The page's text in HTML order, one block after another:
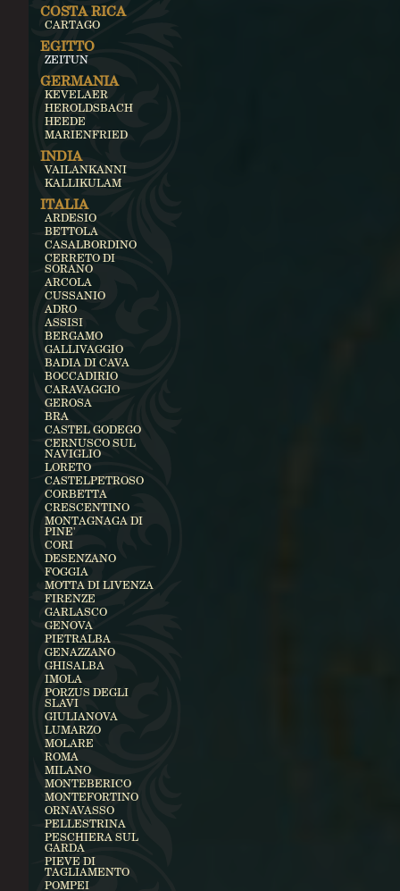
COSTA RICA
CARTAGO
EGITTO
ZEITUN
GERMANIA
KEVELAER
HEROLDSBACH
HEEDE
MARIENFRIED
INDIA
VAILANKANNI
KALLIKULAM
ITALIA
ARDESIO
BETTOLA
CASALBORDINO
CERRETO DI
SORANO
ARCOLA
CUSSANIO
ADRO
ASSISI
BERGAMO
GALLIVAGGIO
BADIA DI CAVA
BOCCADIRIO
CARAVAGGIO
GEROSA
BRA
CASTEL GODEGO
CERNUSCO SUL
NAVIGLIO
LORETO
CASTELPETROSO
CORBETTA
CRESCENTINO
MONTAGNAGA DI
PINE'
CORI
DESENZANO
FOGGIA
MOTTA DI LIVENZA
FIRENZE
GARLASCO
GENOVA
PIETRALBA
GENAZZANO
GHISALBA
IMOLA
PORZUS DEGLI
SLAVI
GIULIANOVA
LUMARZO
MOLARE
ROMA
MILANO
MONTEBERICO
MONTEFORTINO
ORNAVASSO
PELLESTRINA
PESCHIERA SUL
GARDA
PIEVE DI
TAGLIAMENTO
POMPEI